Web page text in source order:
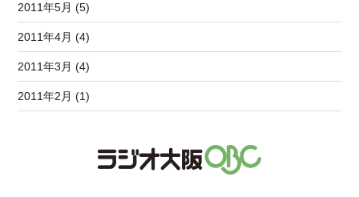
2011年5月 (5)
2011年4月 (4)
2011年3月 (4)
2011年2月 (1)